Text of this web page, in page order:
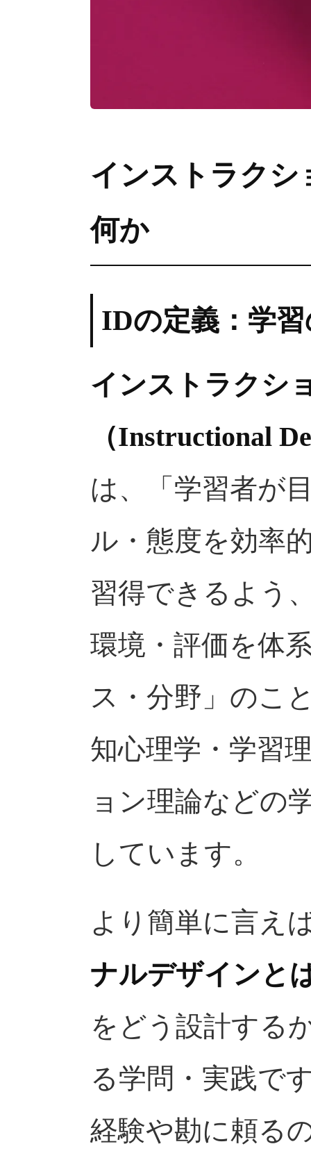
インストラクシ
何か
IDの定義：学
インストラクシ
（Instructional
は、「学習者が
ル・態度を効率
習得できるよう
環境・評価を体
ス・分野」のこ
知心理学・学習
ョン理論などの
しています。
より簡単に言え
ナルデザインと
をどう設計する
る学問・実践で
経験や勘に頼る